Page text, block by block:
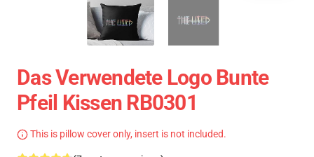
Das Verwendete Logo Bunte
Pfeil Kissen RB0301
This is pillow cover only, insert is not included.